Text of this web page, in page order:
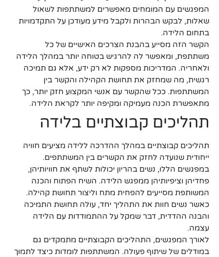
המפגשים עם המומחים מאפשרים למשתתפות לשאול
שאלות, לבקש הבהרות ולקבל מידע מעודכן על התקדמויות
בתחום הלידה.
הקשר הזה מסייע בהבנת הצרכים האישיים של כל
משתתפת, ומאפשר לה להרגיש בטוחה יותר במהלך הלידה
ולאחריה. המדריכות מספקות לא רק ידע, אלא גם תמיכה
רגשית, מה שמחזק את תחושת הקהילה והקשר בין
המשתתפות. ככל שהקשר עם אנשי המקצוע חזק יותר, כך
מתאפשרת הכנה מעמיקה ומקיפה יותר לקראת הלידה.
תהליכים קבוצתיים בלידה
תהליכים קבוצתיים במהלך ההדרכה ללידה מציעים חוויה
ייחודית שנועדה לחזק את הקשרים בין המשתתפים.
במפגשים הללו, נשים בהריון יכולות לשתף את חוויותיהן,
פחדיהן וציפיותיהן ממפגש הלידה. השיח הפתוח והכנה
המשותפת מסייעים להפחית מתח וליצור תחושת קהילה.
כאשר נשים חוות את התהליך יחד, עולה תחושת התמיכה
והבנה ההדדית, דבר שמקל על ההתמודדות עם הלידה
עצמה.
לאורך המפגשים, התהליכים הקבוצתיים מתמקדים גם
במודלים של שיתוף פעולה. המשתתפות לומדות כיצד לתמוך